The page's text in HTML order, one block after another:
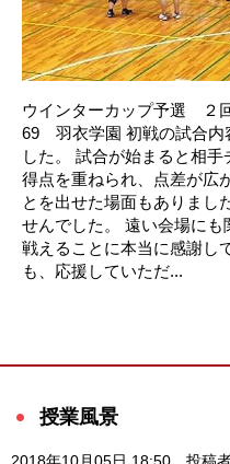
ウインターカップ予選 ２
69 羽衣学園 初戦の試合内
した。 試合が始まると相
得点を重ねられ、点差が広
とを出せた場面もありまし
せんでした。 遠い会場に
戦えることに本当に感謝し
も、応援していただ...
授業風景